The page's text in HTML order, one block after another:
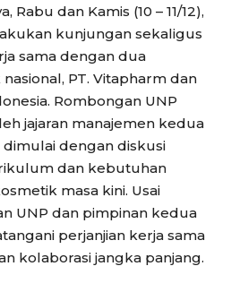
Rabu dan Kamis (10 – 11/12),
kunjungan sekaligus
sama dengan dua
PT. Vitapharm dan
Rombongan UNP
jajaran manajemen kedua
dimulai dengan diskusi
dan kebutuhan
masa kini. Usai
UNP dan pimpinan kedua
perjanjian kerja sama
kolaborasi jangka panjang.